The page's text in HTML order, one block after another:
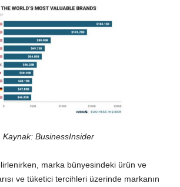
Kaynak: BusinessInsider
marka bünyesindeki ürün ve
ve tüketici tercihleri üzerinde markanın